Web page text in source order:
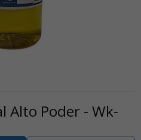
Alto Poder - Wk-